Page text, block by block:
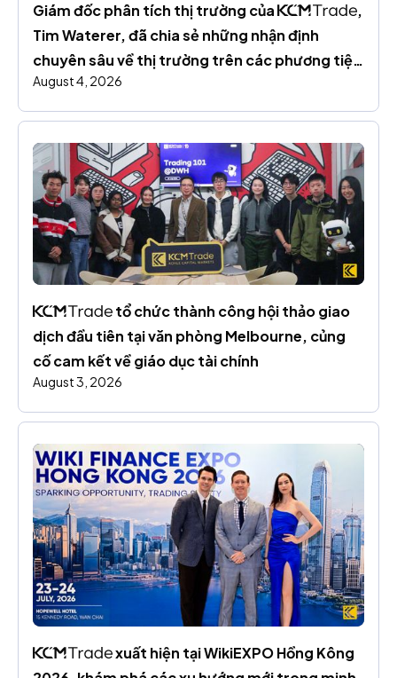
Giám đốc phân tích thị trường của
,
Tim Waterer, đã chia sẻ những nhận định
chuyên sâu về thị trường trên các phương tiện
truyền thông toàn cầu trong suốt tháng 7.
August 4, 2026
tổ chức thành công hội thảo giao
dịch đầu tiên tại văn phòng Melbourne, củng
cố cam kết về giáo dục tài chính
August 3, 2026
xuất hiện tại WikiEXPO Hồng Kông